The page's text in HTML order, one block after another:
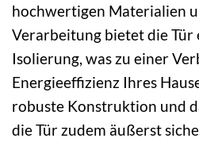
hochwertigen Materialien
Verarbeitung bietet die
Isolierung, was zu einer
Energieeffizienz Ihres
robuste Konstruktion und
die Tür zudem äußerst